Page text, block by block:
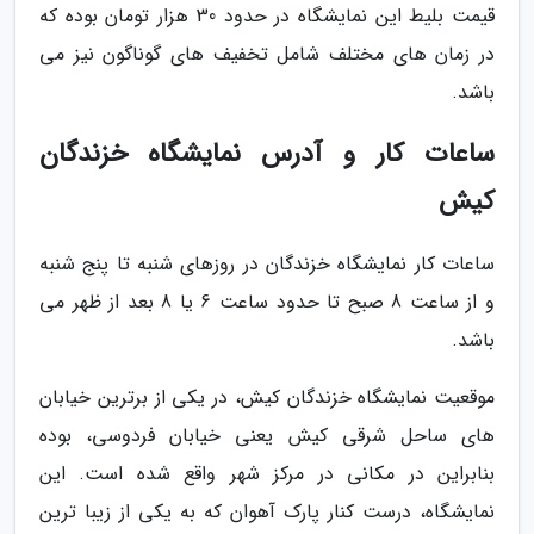
قیمت بلیط این نمایشگاه در حدود 30 هزار تومان بوده که
در زمان های مختلف شامل تخفیف های گوناگون نیز می
باشد.
ساعات کار و آدرس نمایشگاه خزندگان
کیش
ساعات کار نمایشگاه خزندگان در روزهای شنبه تا پنج شنبه
و از ساعت 8 صبح تا حدود ساعت 6 یا 8 بعد از ظهر می
باشد.
موقعیت نمایشگاه خزندگان کیش، در یکی از برترین خیابان
های ساحل شرقی کیش یعنی خیابان فردوسی، بوده
بنابراین در مکانی در مرکز شهر واقع شده است. این
نمایشگاه، درست کنار پارک آهوان که به یکی از زیبا ترین